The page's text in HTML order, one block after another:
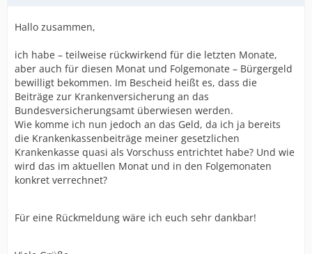
Hallo zusammen,
ich habe – teilweise rückwirkend für die letzten Monate,
aber auch für diesen Monat und Folgemonate – Bürgergeld
bewilligt bekommen. Im Bescheid heißt es, dass die
Beiträge zur Krankenversicherung an das
Bundesversicherungsamt überwiesen werden.
Wie komme ich nun jedoch an das Geld, da ich ja bereits
die Krankenkassenbeiträge meiner gesetzlichen
Krankenkasse quasi als Vorschuss entrichtet habe? Und wie
wird das im aktuellen Monat und in den Folgemonaten
konkret verrechnet?
Für eine Rückmeldung wäre ich euch sehr dankbar!